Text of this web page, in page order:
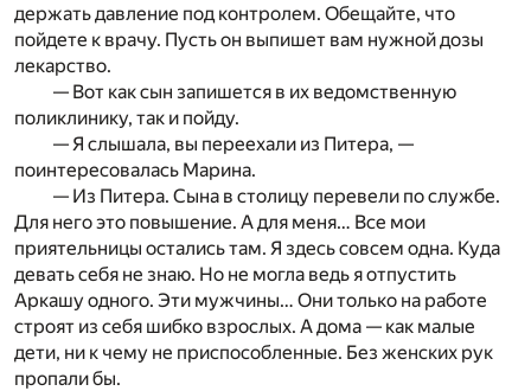
держать давление под контролем. Обещайте, что
пойдете к врачу. Пусть он выпишет вам нужной дозы
лекарство.
— Вот как сын запишется в их ведомственную
поликлинику, так и пойду.
— Я слышала, вы переехали из Питера, —
поинтересовалась Марина.
— Из Питера. Сына в столицу перевели по службе.
Для него это повышение. А для меня… Все мои
приятельницы остались там. Я здесь совсем одна. Куда
девать себя не знаю. Но не могла ведь я отпустить
Аркашу одного. Эти мужчины… Они только на работе
строят из себя шибко взрослых. А дома — как малые
дети, ни к чему не приспособленные. Без женских рук
пропали бы.